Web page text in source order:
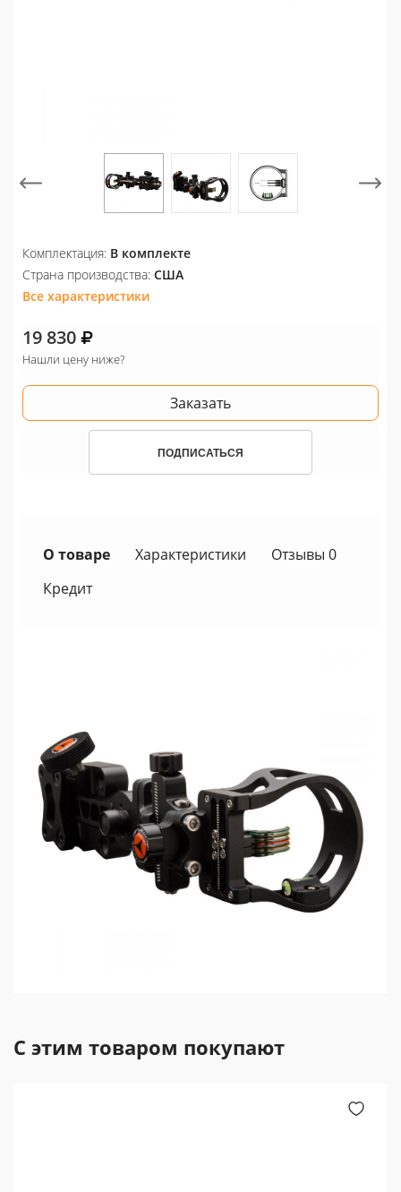
Комплектация: В комплекте
Страна производства: США
Все характеристики
19 830
Нашли цену ниже?
Заказать
ПОДПИСАТЬСЯ
О товаре Характеристики
Отзывы 0
Кредит
С этим товаром покупают